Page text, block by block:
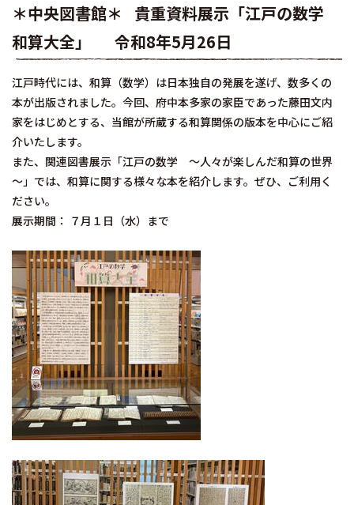
＊中央図書館＊ 貴重資料展示「江戸の数学
和算大全」
令和8年5月26日
江戸時代には、和算（数学）は日本独自の発展を遂げ、数多くの
本が出版されました。今回、府中本多家の家臣であった藤田文内
家をはじめとする、当館が所蔵する和算関係の版本を中心にご紹
介いたします。
また、関連図書展示「江戸の数学 ～人々が楽しんだ和算の世界
～」では、和算に関する様々な本を紹介します。ぜひ、ご利用く
ださい。
展示期間： ７月１日（水）まで